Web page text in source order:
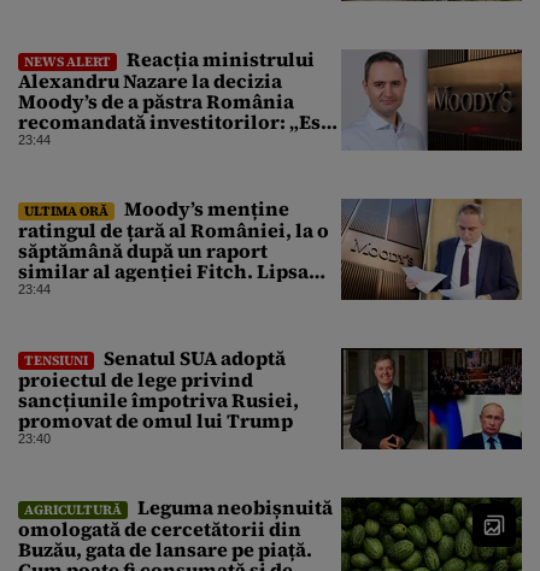
NEWS ALERT
Reacția ministrului
Alexandru Nazare la decizia
Moody’s de a păstra România
recomandată investitorilor: „Este
un răgaz, dar în niciun caz un
23:44
ULTIMA ORĂ
Moody’s menține
ratingul de țară al României, la o
săptămână după un raport
similar al agenției Fitch. Lipsa
unui guvern cu puteri depline,
23:44
TENSIUNI
Senatul SUA adoptă
proiectul de lege privind
sancțiunile împotriva Rusiei,
promovat de omul lui Trump
23:40
AGRICULTURĂ
Leguma neobișnuită
omologată de cercetătorii din
Buzău, gata de lansare pe piață.